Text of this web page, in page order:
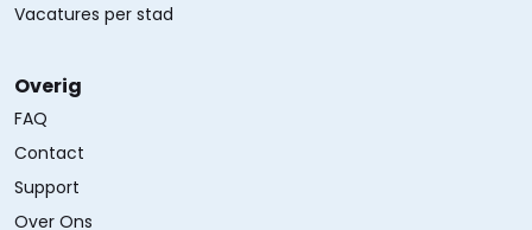
Vacatures per stad
Overig
FAQ
Contact
Support
Over Ons